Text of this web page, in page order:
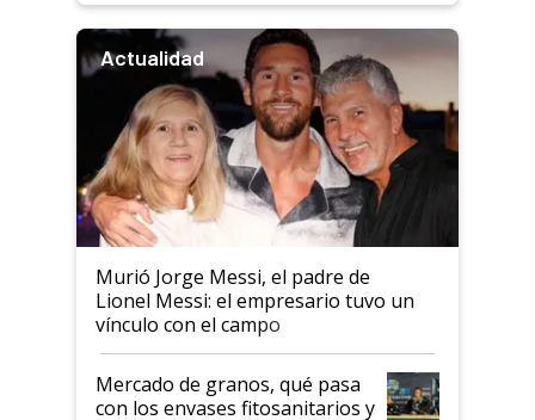
Actualidad
Murió Jorge Messi, el padre de
Lionel Messi: el empresario tuvo un
vínculo con el campo
Mercado de granos, qué pasa
con los envases fitosanitarios y